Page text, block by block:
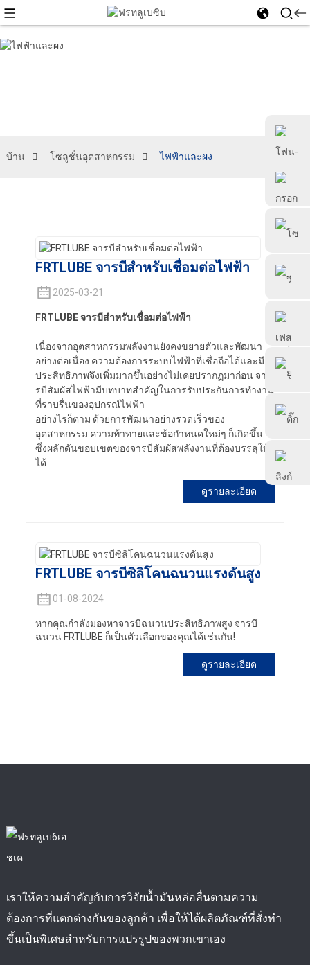
ฟรทลูป
@FRTLUBE8 ค่ะ
บ้าน โซลูชั่นอุตสาหกรรม ไฟฟ้าและผง
FRTLUBE จารบีสำหรับเชื่อมต่อไฟฟ้า
2025-03-21
FRTLUBE จารบีสำหรับเชื่อมต่อไฟฟ้า
เนื่องจากอุตสาหกรรมพลังงานยังคงขยายตัวและพัฒนา
อย่างต่อเนื่อง ความต้องการระบบไฟฟ้าที่เชื่อถือได้และมี
ประสิทธิภาพจึงเพิ่มมากขึ้นอย่างไม่เคยปรากฏมาก่อน จา
รบีสัมผัสไฟฟ้ามีบทบาทสำคัญในการรับประกันการทำงาน
ที่ราบรื่นของอุปกรณ์ไฟฟ้า
อย่างไรก็ตาม ด้วยการพัฒนาอย่างรวดเร็วของ
อุตสาหกรรม ความท้าทายและข้อกำหนดใหม่ๆ ก็เกิดขึ้น
ซึ่งผลักดันขอบเขตของจารบีสัมผัสพลังงานที่ต้องบรรลุให้
ได้
ดูรายละเอียด
FRTLUBE จารบีซิลิโคนฉนวนแรงดันสูง
01-08-2024
หากคุณกำลังมองหาจารบีฉนวนประสิทธิภาพสูง จารบี
ฉนวน FRTLUBE ก็เป็นตัวเลือกของคุณได้เช่นกัน!
ดูรายละเอียด
เราให้ความสำคัญกับการวิจัยน้ำมันหล่อลื่นตามความ
ต้องการที่แตกต่างกันของลูกค้า เพื่อให้ได้ผลิตภัณฑ์ที่สั่งทำ
ขึ้นเป็นพิเศษสำหรับการแปรรูปของพวกเขาเอง